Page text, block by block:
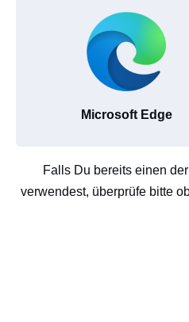
Microsoft Edge
Falls Du bereits einen
verwendest, überprüfe bitte